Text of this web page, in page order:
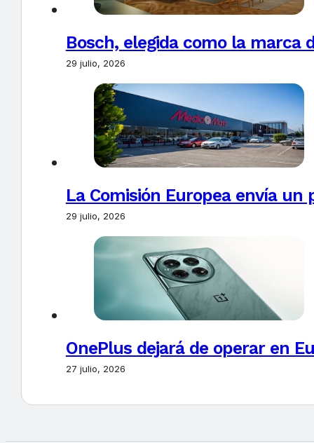
Bosch, elegida como la marca
29 julio, 2026
La Comisión Europea envía un
29 julio, 2026
OnePlus dejará de operar en
27 julio, 2026